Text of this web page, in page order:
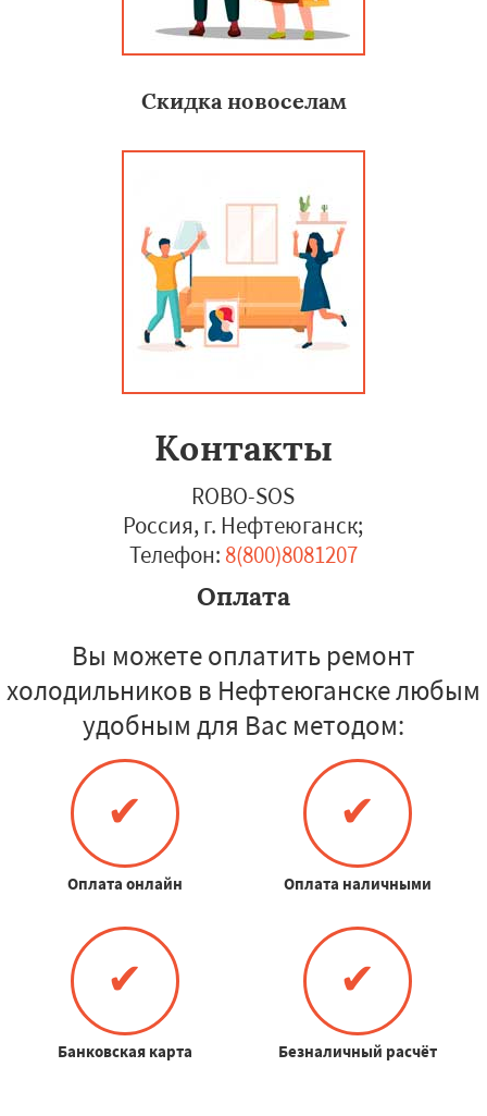
Скидка новоселам
Контакты
ROBO-SOS
Россия, г. Нефтеюганск;
Телефон: 8(800)8081207
Оплата
Вы можете оплатить ремонт
холодильников в Нефтеюганске любым
удобным для Вас методом:
✔
Оплата онлайн
✔
Оплата наличными
✔
Банковская карта
✔
Безналичный расчёт